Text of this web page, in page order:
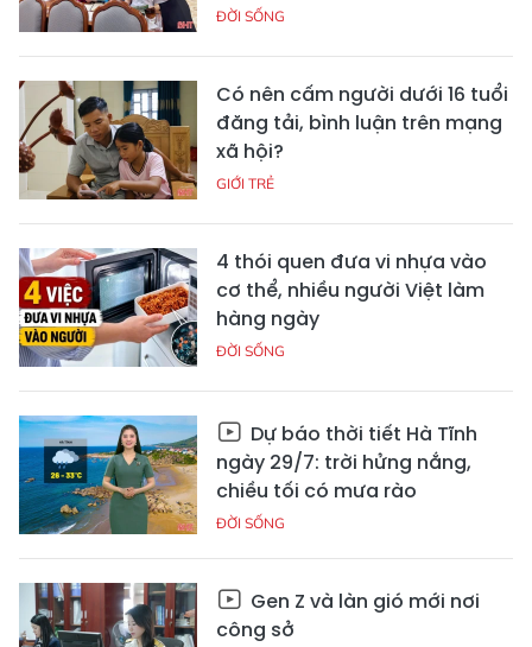
ĐỜI SỐNG
Có nên cấm người dưới 16 tuổi
đăng tải, bình luận trên mạng
xã hội?
GIỚI TRẺ
4 thói quen đưa vi nhựa vào
cơ thể, nhiều người Việt làm
hàng ngày
ĐỜI SỐNG
Dự báo thời tiết Hà Tĩnh
ngày 29/7: trời hửng nắng,
chiều tối có mưa rào
ĐỜI SỐNG
Gen Z và làn gió mới nơi
công sở